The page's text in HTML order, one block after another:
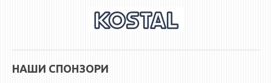
НАШИ СПОНЗОРИ